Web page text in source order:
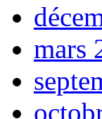
mars